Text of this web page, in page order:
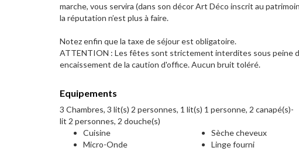
marche, vous servira (dans son décor Art Déco inscrit au
la réputation n’est plus à faire.
Notez enfin que la taxe de séjour est obligatoire.
ATTENTION : Les fêtes sont strictement interdites sous peine
encaissement de la caution d'office. Aucun bruit toléré.
Equipements
3 Chambres, 3 lit(s) 2 personnes, 1 lit(s) 1 personne, 2 canapé(s)-
lit 2 personnes, 2 douche(s)
Cuisine
Micro-Onde
Sèche cheveux
Linge fourni